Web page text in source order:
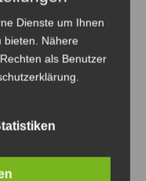
Dienste um Ihnen
bieten. Nähere
als Benutzer